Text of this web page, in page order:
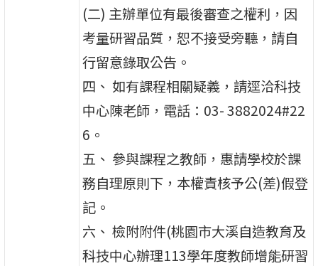
(二) 主辦單位有最後審查之權利，因
考量研習品質，恕不接受旁聽，請自
行留意錄取公告。
四、 如有課程相關疑義，請逕洽科技
中心陳老師，電話：03- 3882024#22
6。
五、 參與課程之教師，惠請學校於課
務自理原則下，本權責核予公(差)假登
記。
六、 檢附附件(桃園市大溪自造教育及
科技中心辦理113學年度教師增能研習